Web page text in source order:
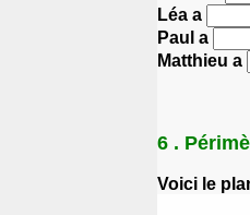
Léa a
Paul a
Matthieu a
6 .
Voici le